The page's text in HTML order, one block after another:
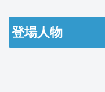
登場人物